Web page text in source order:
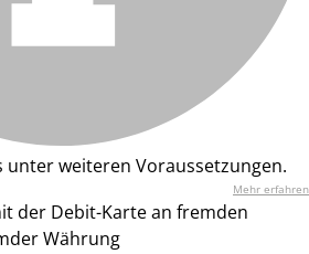
unter weiteren Voraussetzungen.
Mehr erfahren
der Debit-Karte an fremden
Währung